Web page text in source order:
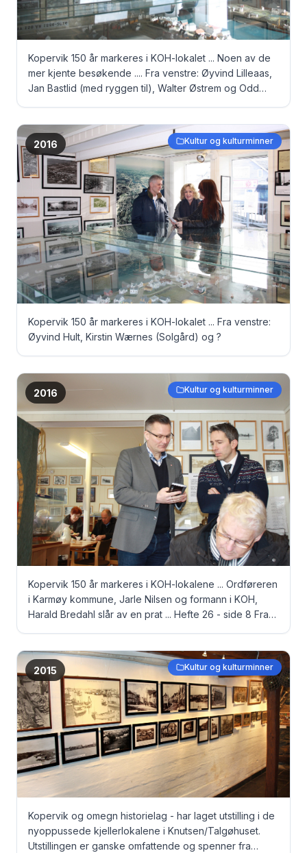
Kopervik 150 år markeres i KOH-lokalet ... Noen av de
mer kjente besøkende .... Fra venstre: Øyvind Lilleaas,
Jan Bastlid (med ryggen til), Walter Østrem og Odd
2016 Kultur og kulturminner
Kopervik 150 år markeres i KOH-lokalet ... Fra venstre:
Øyvind Hult, Kirstin Wærnes (Solgård) og ?
2016 Kultur og kulturminner
Kopervik 150 år markeres i KOH-lokalene ... Ordføreren
i Karmøy kommune, Jarle Nilsen og formann i KOH,
Harald Bredahl slår av en prat ... Hefte 26 - side 8 Fra
2015 Kultur og kulturminner
Kopervik og omegn historielag - har laget utstilling i de
nyoppussede kjellerlokalene i Knutsen/Talgøhuset.
Utstillingen er ganske omfattende og spenner fra